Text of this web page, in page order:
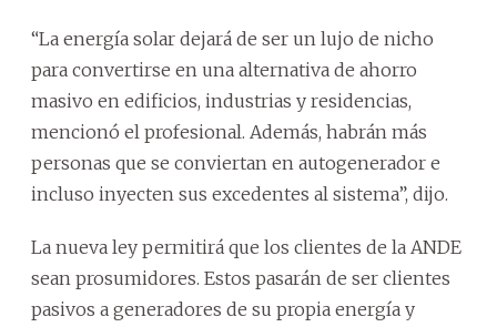
“La energía solar dejará de ser un lujo de nicho
para convertirse en una alternativa de ahorro
masivo en edificios, industrias y residencias,
mencionó el profesional. Además, habrán más
personas que se conviertan en autogenerador e
incluso inyecten sus excedentes al sistema”, dijo.
La nueva ley permitirá que los clientes de la ANDE
sean prosumidores. Estos pasarán de ser clientes
pasivos a generadores de su propia energía y